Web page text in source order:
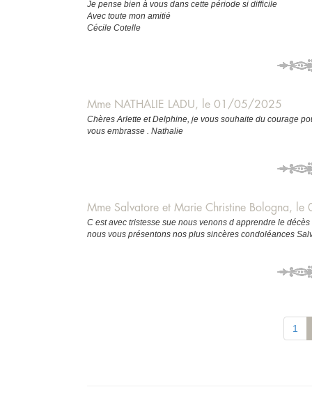
Je pense bien à vous dans cette période si difficile
Avec toute mon amitié
Cécile Cotelle
Mme NATHALIE LADU, le 01/05/2025
Chères Arlette et Delphine, je vous souhaite du courage
vous embrasse . Nathalie
Mme Salvatore et Marie Christine Bologna,
C est avec tristesse sue nous venons d apprendre le
nous vous présentons nos plus sincères condoléances
1